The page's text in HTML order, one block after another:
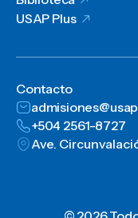
USAP Plus
Contacto
+504 2561-8727
Ave.